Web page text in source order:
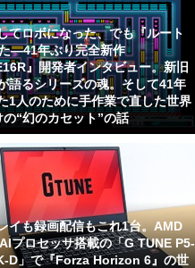
てロボになった、でも『ルート
―41年ぶり完全新作
』開発者インタビュー。新旧
語るシリーズの魂。そして41年
1人のために手作業で直した世界
の“幻のカセット”の話
イも録画配信もこれ1台。AMD
プロセッサ搭載の「G TUNE P5-
D」で『Forza Horizon 6』の世